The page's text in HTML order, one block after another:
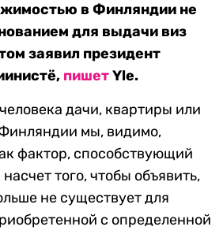
в Финляндии не
для выдачи виз
заявил президент
пишетYle.
дачи, квартиры или
мы, видимо,
фактор, способствующий
того, чтобы объявить,
не существует для
с определенной